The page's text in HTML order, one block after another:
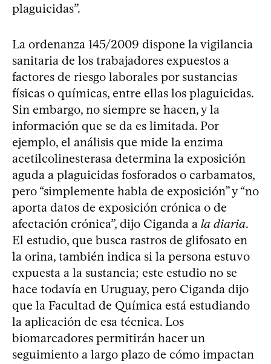
plaguicidas”.
La ordenanza 145/2009 dispone la vigilancia
sanitaria de los trabajadores expuestos a
factores de riesgo laborales por sustancias
físicas o químicas, entre ellas los plaguicidas.
Sin embargo, no siempre se hacen, y la
información que se da es limitada. Por
ejemplo, el análisis que mide la enzima
acetilcolinesterasa determina la exposición
aguda a plaguicidas fosforados o carbamatos,
pero “simplemente habla de exposición” y “no
aporta datos de exposición crónica o de
afectación crónica”, dijo Ciganda a la diaria.
El estudio, que busca rastros de glifosato en
la orina, también indica si la persona estuvo
expuesta a la sustancia; este estudio no se
hace todavía en Uruguay, pero Ciganda dijo
que la Facultad de Química está estudiando
la aplicación de esa técnica. Los
biomarcadores permitirán hacer un
seguimiento a largo plazo de cómo impactan